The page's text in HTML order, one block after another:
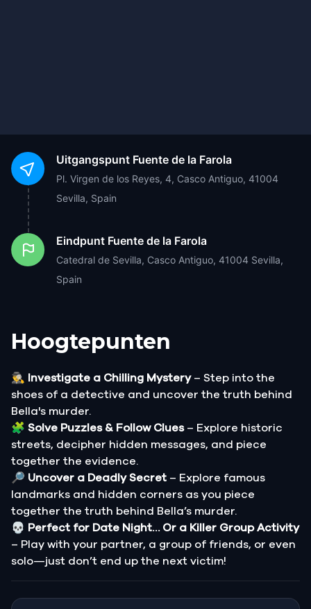
Uitgangspunt Fuente de la Farola
Pl. Virgen de los Reyes, 4, Casco Antiguo, 41004
Sevilla, Spain
Eindpunt Fuente de la Farola
Catedral de Sevilla, Casco Antiguo, 41004 Sevilla,
Spain
Hoogtepunten
🕵️‍♂️ Investigate a Chilling Mystery– Step into the
shoes of a detective and uncover the truth behind
Bella's murder.
🧩 Solve Puzzles & Follow Clues– Explore historic
streets, decipher hidden messages, and piece
together the evidence.
🔎 Uncover a Deadly Secret – Explore famous
landmarks and hidden corners as you piece
together the truth behind Bella’s murder.
💀 Perfect for Date Night… Or a Killer Group Activity
– Play with your partner, a group of friends, or even
solo—just don’t end up the next victim!